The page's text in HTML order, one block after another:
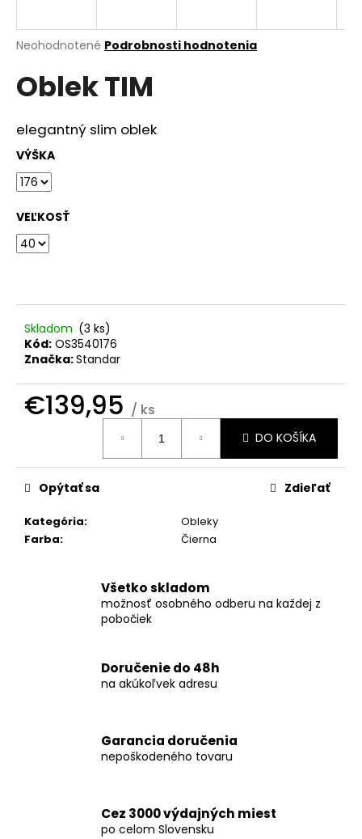
Priemerné
produktu
je
5
hviezdičiek.
Neohodnotené Podrobnosti hodnotenia
Oblek TIM
elegantný slim oblek
VÝŠKA
VEĽKOSŤ
Skladom (3 ks)
Kód: OS3540176
Značka:Standar
€139,95 / ks
DO KOŠÍKA
Kategória:
Obleky
Farba: Čierna
Opýtať sa Zdieľať
Všetko skladom
možnosť osobného odberu na každej z
pobočiek
Doručenie do 48h
na akúkoľvek adresu
Garancia doručenia
nepoškodeného tovaru
Cez 3000 výdajných miest
po celom Slovensku
j
ť
?
O
o
ú
č
a
m
KOŠEĽA
K062-
A06
€44,99